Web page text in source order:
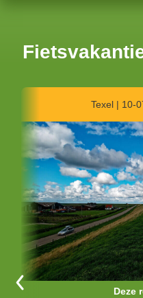
Grens NL - D |
Deze